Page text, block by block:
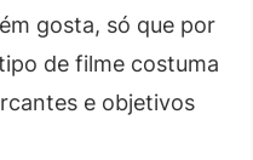
gosta, só que por
de filme costuma
e objetivos